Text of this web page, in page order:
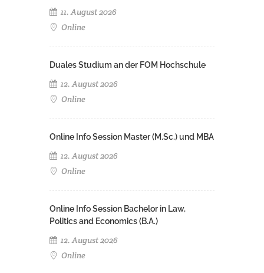
11. August 2026
Online
Duales Studium an der FOM Hochschule
12. August 2026
Online
Online Info Session Master (M.Sc.) und MBA
12. August 2026
Online
Online Info Session Bachelor in Law,
Politics and Economics (B.A.)
12. August 2026
Online